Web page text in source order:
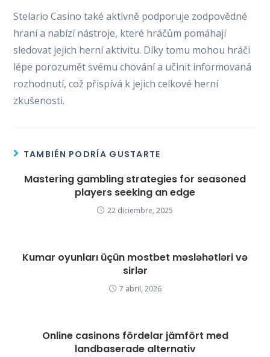
Stelario Casino také aktivně podporuje zodpovědné
hraní a nabízí nástroje, které hráčům pomáhají
sledovat jejich herní aktivitu. Díky tomu mohou hráči
lépe porozumět svému chování a učinit informovaná
rozhodnutí, což přispívá k jejich celkové herní
zkušenosti.
TAMBIÉN PODRÍA GUSTARTE
Mastering gambling strategies for seasoned
players seeking an edge
22 diciembre, 2025
Kumar oyunları üçün mostbet məsləhətləri və
sirlər
7 abril, 2026
Online casinons fördelar jämfört med
landbaserade alternativ